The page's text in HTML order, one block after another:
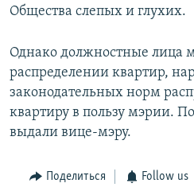
Общества слепых и глухих.
Однако должностные лица
распределении квартир,
законодательных норм
квартиру в пользу мэрии.
выдали вице-мэру.
Поделиться Follow us